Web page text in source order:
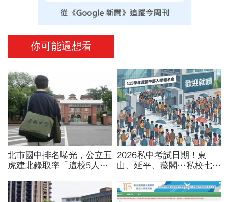
你可能還想看
北市國中排名曝光，公立五
虎建北錄取率「這校5人就
成績單背後的代價有多大
2026私中考試日期！東
山、延平、薇閣…私校七雄
明會，私立國中公立國中怎
麼選